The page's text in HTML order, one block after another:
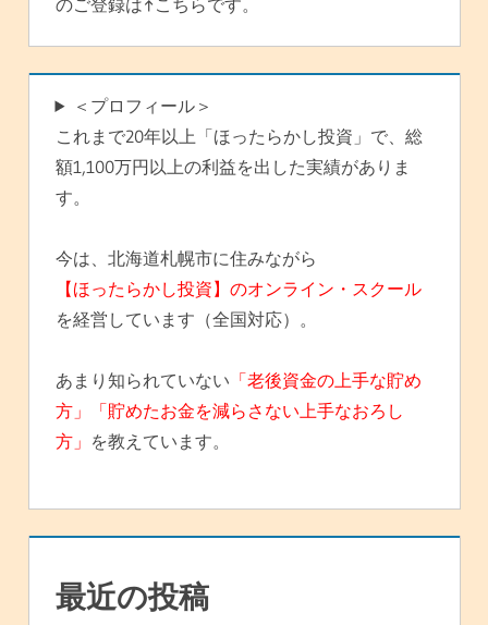
＜プロフィール＞
これまで20年以上「ほったらかし投資」で、総
額1,100万円以上の利益を出した実績がありま
す。
今は、北海道札幌市に住みながら
【ほったらかし投資】のオンライン・スクール
を経営しています（全国対応）。
あまり知られていない 「老後資金の上手な貯め
方」「貯めたお金を減らさない上手なおろし
方」 を教えています。
最近の投稿